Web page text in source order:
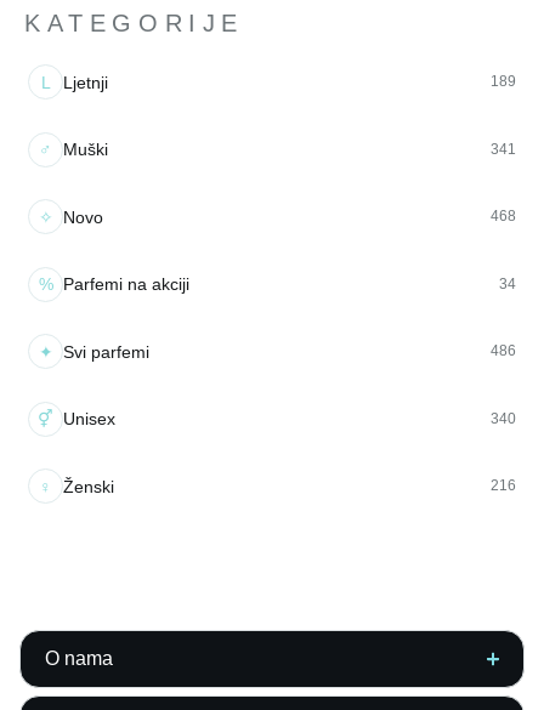
KATEGORIJE
L Ljetnji 189
♂ Muški 341
✧ Novo 468
% Parfemi na akciji 34
✦ Svi parfemi 486
⚥ Unisex 340
♀ Ženski 216
O nama